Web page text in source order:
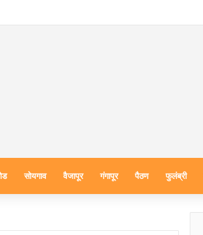
सोयगाव वैजापूर गंगापूर पैठण फुलंब्री